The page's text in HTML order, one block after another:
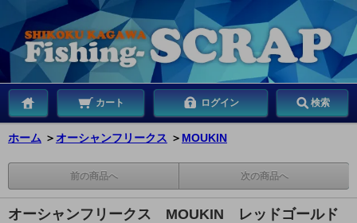
カート ログイン 検索
ホーム ＞ オーシャンフリークス ＞ MOUKIN
前の商品へ 次の商品へ
オーシャンフリークス MOUKIN レッドゴールド